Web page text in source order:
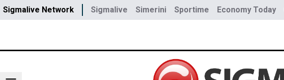
Sigmalive Network Sigmalive Simerini Sportime Economy Today